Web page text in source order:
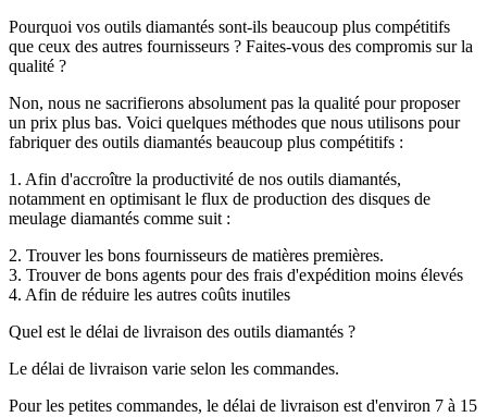
Pourquoi vos outils diamantés sont-ils beaucoup plus compétitifs
que ceux des autres fournisseurs ? Faites-vous des compromis sur la
qualité ?
Non, nous ne sacrifierons absolument pas la qualité pour proposer
un prix plus bas. Voici quelques méthodes que nous utilisons pour
fabriquer des outils diamantés beaucoup plus compétitifs :
1. Afin d'accroître la productivité de nos outils diamantés,
notamment en optimisant le flux de production des disques de
meulage diamantés comme suit :
2. Trouver les bons fournisseurs de matières premières.
3. Trouver de bons agents pour des frais d'expédition moins élevés
4. Afin de réduire les autres coûts inutiles
Quel est le délai de livraison des outils diamantés ?
Le délai de livraison varie selon les commandes.
Pour les petites commandes, le délai de livraison est d'environ 7 à 15